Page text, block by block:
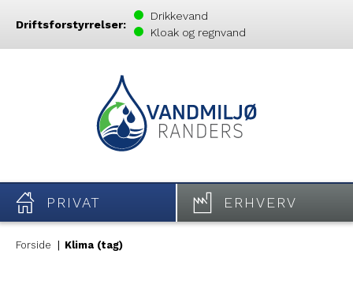
Driftsforstyrrelser:
Drikkevand
Kloak og regnvand
PRIVAT ERHVERV
Forside Klima (tag)